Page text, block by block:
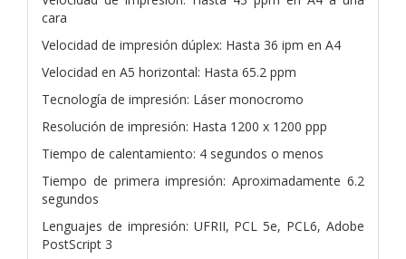
cara
Velocidad de impresión dúplex: Hasta 36 ipm en A4
Velocidad en A5 horizontal: Hasta 65.2 ppm
Tecnología de impresión: Láser monocromo
Resolución de impresión: Hasta 1200 x 1200 ppp
Tiempo de calentamiento: 4 segundos o menos
Tiempo de primera impresión: Aproximadamente 6.2
segundos
Lenguajes de impresión: UFRII, PCL 5e, PCL6, Adobe
PostScript 3